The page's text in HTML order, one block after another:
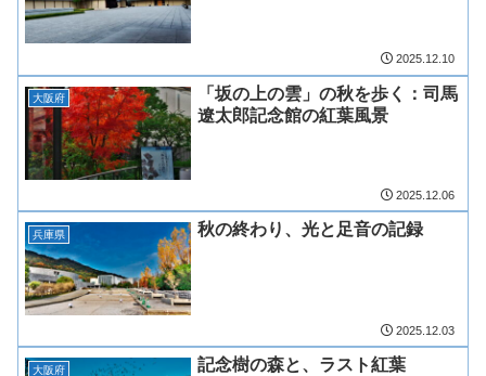
2025.12.10
大阪府
「坂の上の雲」の秋を歩く：司馬
遼太郎記念館の紅葉風景
2025.12.06
兵庫県 秋の終わり、光と足音の記録
2025.12.03
大阪府 記念樹の森と、ラスト紅葉